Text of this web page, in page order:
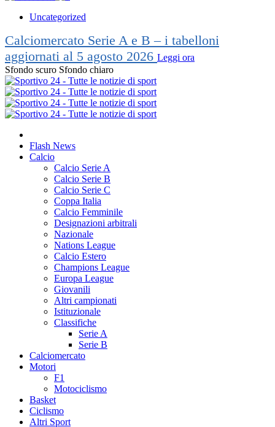
Uncategorized
Calciomercato Serie A e B – i tabelloni
aggiornati al 5 agosto 2026 Leggi ora
Sfondo scuro Sfondo chiaro
Flash News
Calcio
Calcio Serie A
Calcio Serie B
Calcio Serie C
Coppa Italia
Calcio Femminile
Designazioni arbitrali
Nazionale
Nations League
Calcio Estero
Champions League
Europa League
Giovanili
Altri campionati
Istituzionale
Classifiche
Serie A
Serie B
Calciomercato
Motori
F1
Motociclismo
Basket
Ciclismo
Altri Sport